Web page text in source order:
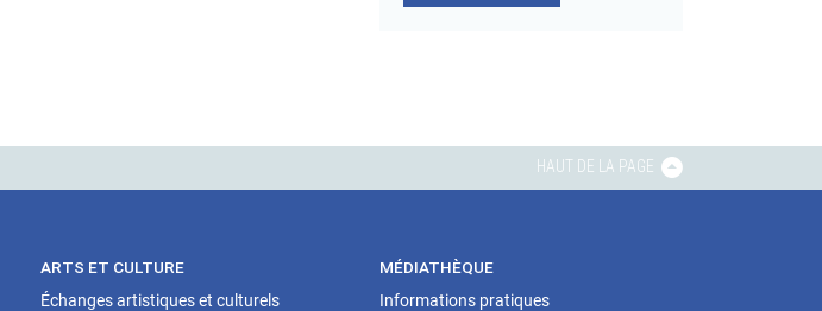
HAUT DE LA PAGE
ARTS ET CULTURE
Échanges artistiques et culturels
MÉDIATHÈQUE
Informations pratiques